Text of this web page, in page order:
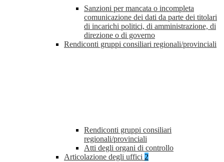
Sanzioni per mancata o incompleta
comunicazione dei dati da parte dei titolari
di incarichi politici, di amministrazione, di
direzione o di governo
Rendiconti gruppi consiliari regionali/provinciali
Rendiconti gruppi consiliari
regionali/provinciali
Atti degli organi di controllo
Articolazione degli uffici 2